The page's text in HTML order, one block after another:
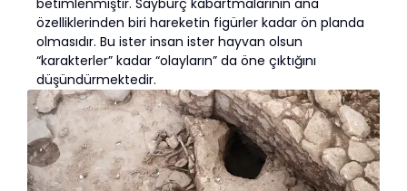
betimlenmiştir. Sayburç kabartmalarının ana
özelliklerinden biri hareketin figürler kadar ön planda
olmasıdır. Bu ister insan ister hayvan olsun
“karakterler” kadar “olayların” da öne çıktığını
düşündürmektedir.